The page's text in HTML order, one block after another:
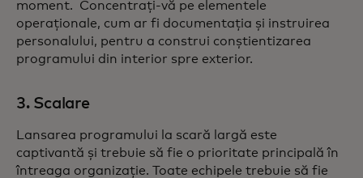
moment. Concentrați-vă pe elementele
operaționale, cum ar fi documentația și instruirea
personalului, pentru a construi conștientizarea
programului din interior spre exterior.
3. Scalare
Lansarea programului la scară largă este
captivantă și trebuie să fie o prioritate principală în
întreaga organizație. Toate echipele trebuie să fie